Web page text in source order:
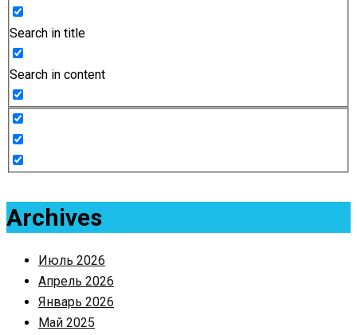
Search in title
Search in content
Archives
Июль 2026
Апрель 2026
Январь 2026
Май 2025